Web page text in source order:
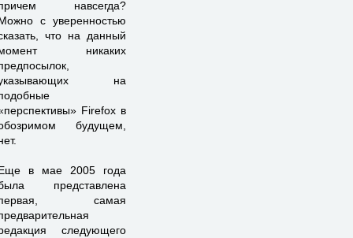
навсегда?
с уверенностью
что на данный
никаких
на
Firefox в
будущем,
в мае 2005 года
представлена
самая
следующего